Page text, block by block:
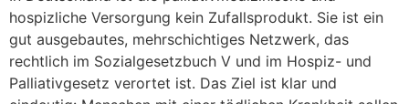
hospizliche Versorgung kein Zufallsprodukt. Sie ist ein
gut ausgebautes, mehrschichtiges Netzwerk, das
rechtlich im Sozialgesetzbuch V und im Hospiz- und
Palliativgesetz verortet ist. Das Ziel ist klar und